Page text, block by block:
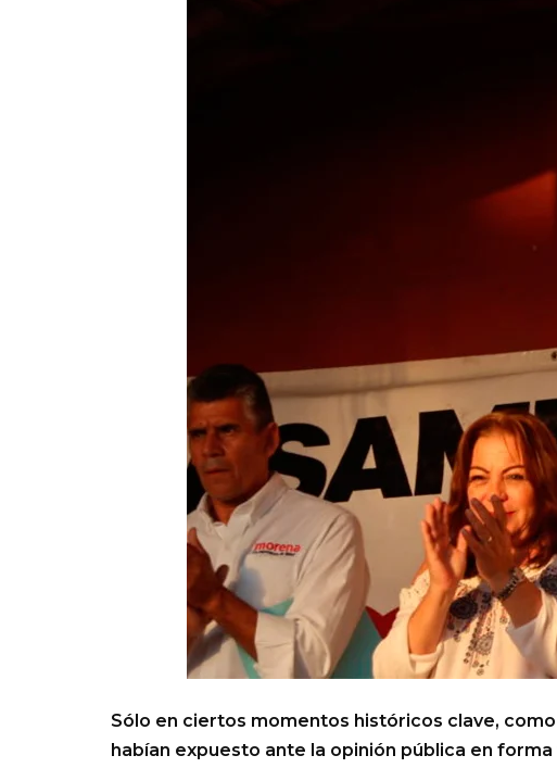
Sólo en ciertos momentos históricos clave,
habían expuesto ante la opinión pública en